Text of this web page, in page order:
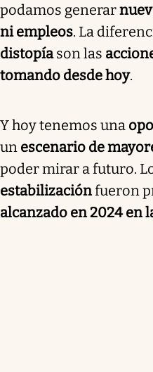
podamos generar
ni empleos. La
distopíason las
tomando desde hoy.
Y hoy tenemos una
un escenario de
poder mirar a futuro.
estabilizaciónfueron
alcanzado en 2024 en